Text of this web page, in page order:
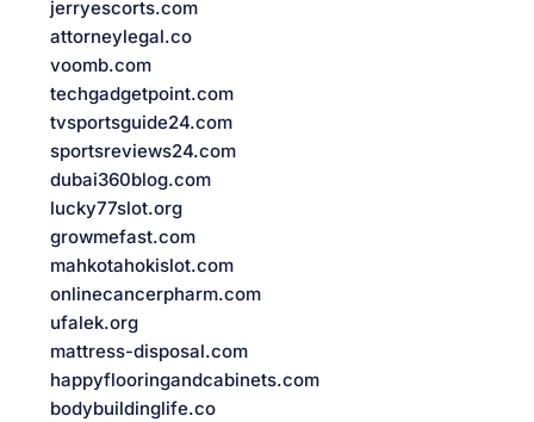
jerryescorts.com
attorneylegal.co
voomb.com
techgadgetpoint.com
tvsportsguide24.com
sportsreviews24.com
dubai360blog.com
lucky77slot.org
growmefast.com
mahkotahokislot.com
onlinecancerpharm.com
ufalek.org
mattress-disposal.com
happyflooringandcabinets.com
bodybuildinglife.co